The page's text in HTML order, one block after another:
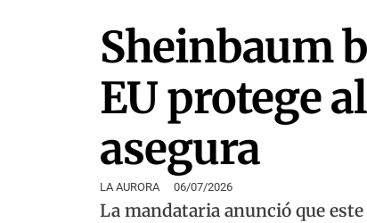
Sheinbaum
EU protege
asegura
LA AURORA 06/07/2026
La mandataria anunció que